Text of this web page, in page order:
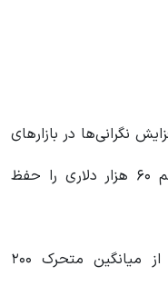
نگرانی‌ها در بازارهای
مالی، بیت کوین توانسته حمایت مهم ۶۰ هزار دلاری را حفظ
تحلیلگران معتقدند اگر قیمت بالاتر از میانگین متحرک ۲۰۰